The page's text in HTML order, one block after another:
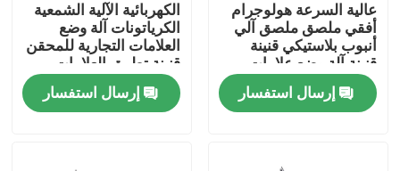
مسكن
منتجات
عالية السرعة هولوجرام
أفقي ملصق ملصق آلي
أنبوب بلاستيكي قنينة
قنينة آلة وضع علامات
إرسال استفسار
الكهربائية الآلية الشمعية
الكرياتونات آلة وضع
العلامات التجارية للمحقن
قنينة تطبيق العلامات
التجارية
إرسال استفسار